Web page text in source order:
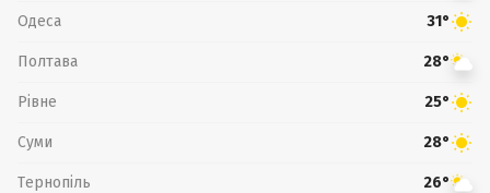
Одеса 31°
Полтава 28°
Рівне 25°
Суми 28°
Тернопіль 26°